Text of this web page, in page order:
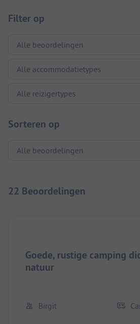
Filter op
Sorteren op
22 Beoordelingen
Goede, rustige camping
natuur
Birgit